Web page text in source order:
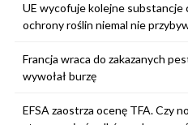
UE wycofuje kolejne substancje
ochrony roślin niemal nie
Francja wraca do zakazanych
wywołał burzę
EFSA zaostrza ocenę TFA. Czy